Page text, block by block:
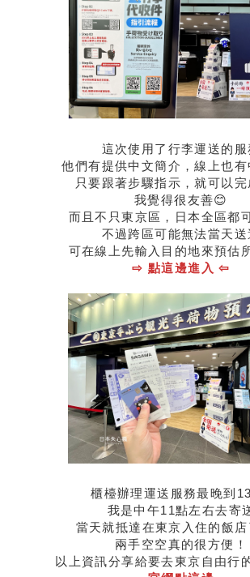
這次使用了行李運送的服
他們有提供中文簡介，線上也有
只要跟著步驟指示，就可以
我覺得很友善😊
而且不只東京區，日本全區都
不過跨區可能無法當天送
可在線上先輸入目的地來預估
⇨ 點這邊進入 ⇦
櫃檯辦理運送服務最晚到
我是中午11點左右去寄
當天就抵達在東京入住的飯店
兩手空空真的很方便！
以上資訊分享給要去東京自由行